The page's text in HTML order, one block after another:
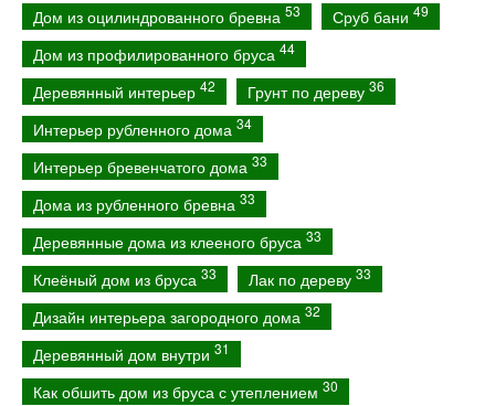
Дом из оцилиндрованного бревна 53 Сруб бани 49
Дом из профилированного бруса 44
Деревянный интерьер 42 Грунт по дереву 36
Интерьер рубленного дома 34
Интерьер бревенчатого дома 33
Дома из рубленного бревна 33
Деревянные дома из клееного бруса 33
Клеёный дом из бруса 33 Лак по дереву 33
Дизайн интерьера загородного дома 32
Деревянный дом внутри 31
Как обшить дом из бруса с утеплением 30